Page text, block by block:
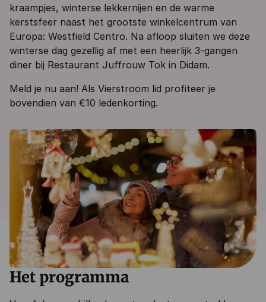
kraampjes, winterse lekkernijen en de warme
kerstsfeer naast het grootste winkelcentrum van
Europa: Westfield Centro. Na afloop sluiten we deze
winterse dag gezellig af met een heerlijk 3-gangen
diner bij Restaurant Juffrouw Tok in Didam.
Meld je nu aan! Als Vierstroom lid profiteer je
bovendien van €10 ledenkorting.
Het programma